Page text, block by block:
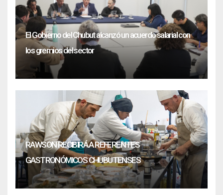
El Gobierno del Chubut alcanzó un acuerdo salarial con
los gremios del sector
RAWSON RECIBIRÁ A REFERENTES
GASTRONÓMICOS CHUBUTENSES